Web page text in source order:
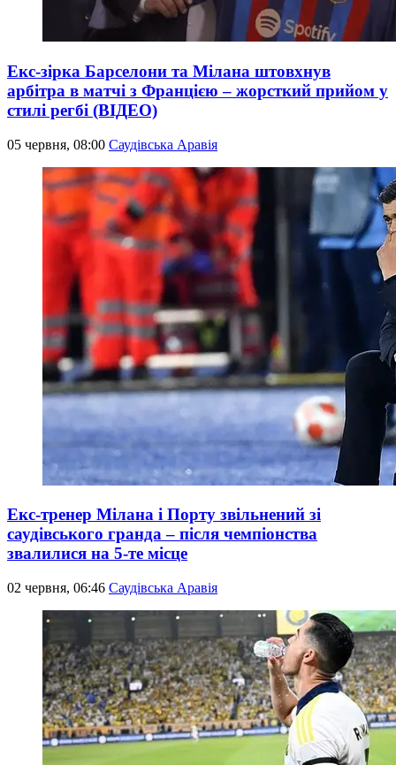
Екс-зірка Барселони та Мілана штовхнув
арбітра в матчі з Францією – жорсткий прийом у
стилі регбі (ВІДЕО)
05 червня, 08:00 Саудівська Аравія
Екс-тренер Мілана і Порту звільнений зі
саудівського гранда – після чемпіонства
звалилися на 5-те місце
02 червня, 06:46 Саудівська Аравія